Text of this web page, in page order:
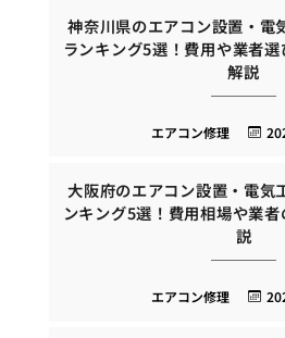
神奈川県のエアコン設置・電
ランキング5選！費用や業者
解説
エアコン修理
大阪府のエアコン設置・電気
ンキング5選！費用相場や業
説
エアコン修理